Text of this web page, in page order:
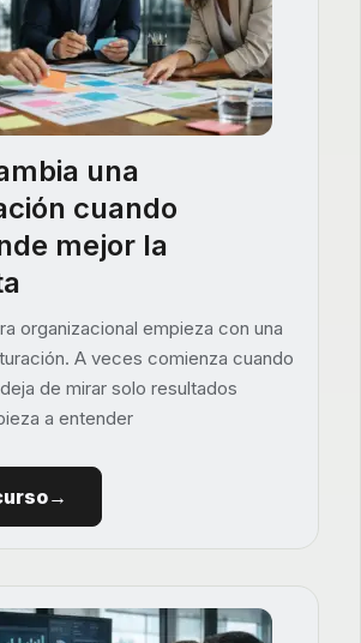
una
cuando
mejor la
organizacional empieza con una
A veces comienza cuando
de mirar solo resultados
a entender